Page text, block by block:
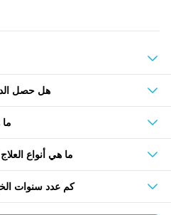
هل حصل
ما هي أنواع
كم عدد سنوات